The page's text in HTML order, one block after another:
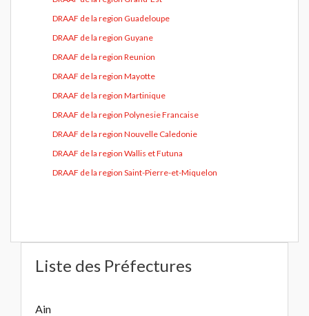
DRAAF de la region Guadeloupe
DRAAF de la region Guyane
DRAAF de la region Reunion
DRAAF de la region Mayotte
DRAAF de la region Martinique
DRAAF de la region Polynesie Francaise
DRAAF de la region Nouvelle Caledonie
DRAAF de la region Wallis et Futuna
DRAAF de la region Saint-Pierre-et-Miquelon
Liste des Préfectures
Ain